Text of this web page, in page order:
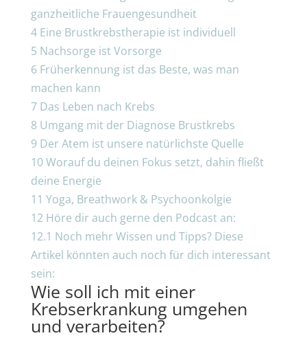
ganzheitliche Frauengesundheit
4 Eine Brustkrebstherapie ist individuell
5 Nachsorge ist Vorsorge
6 Früherkennung ist das Beste, was man
machen kann
7 Das Leben nach Krebs
8 Umgang mit der Diagnose Brustkrebs
9 Der Atem ist unsere natürlichste Quelle
10Worauf du deinen Fokus setzt, dahin fließt
deine Energie
11 Yoga, Breathwork & Psychoonkolgie
12 Höre dir auch gerne den Podcast an:
12.1 Noch mehr Wissen und Tipps? Diese
Artikel könnten auch noch für dich interessant
sein:
Wie soll ich mit einer
Krebserkrankung umgehen
und verarbeiten?